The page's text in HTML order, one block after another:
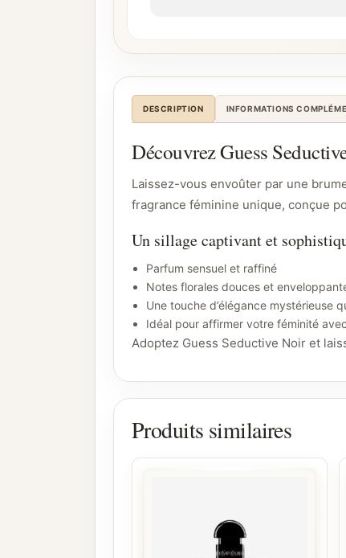
DESCRIPTION INFORMATIONS
Découvrez Guess
Laissez-vous envoûter par une
fragrance féminine unique, conçue
Un sillage captivant et
Parfum sensuel et raffiné
Notes florales douces et
Une touche d’élégance mystérieuse
Idéal pour affirmer votre féminité
Adoptez Guess Seductive Noir et
Produits similaires